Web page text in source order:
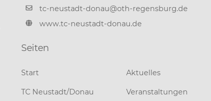
tc-neustadt-donau@oth-regensburg.de
www.tc-neustadt-donau.de
Seiten
Start
TC Neustadt/Donau
Aktuelles
Veranstaltungen